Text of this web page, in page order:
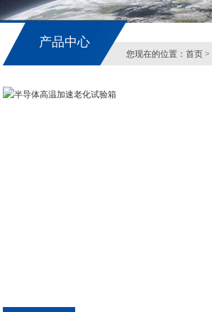
产品中心
您现在的位置： 首页 >